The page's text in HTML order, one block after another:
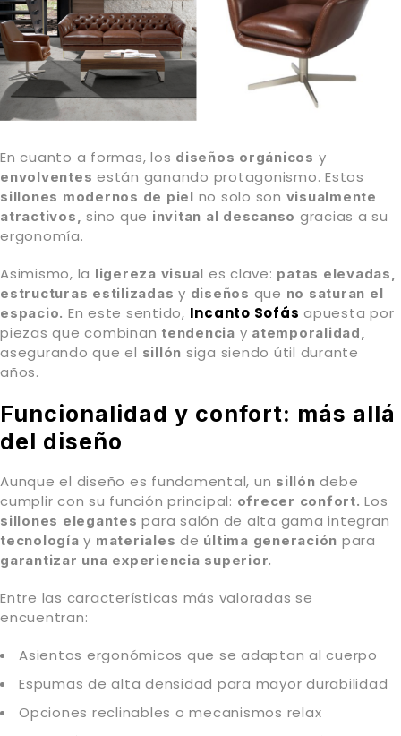
En cuanto a formas, los diseños orgánicos y
envolventes están ganando protagonismo. Estos
sillones modernos de piel no solo son visualmente
atractivos, sino que invitan al descanso gracias a su
ergonomía.
Asimismo, la ligereza visual es clave: patas elevadas,
estructuras estilizadas y diseños que no saturan el
espacio. En este sentido, Incanto Sofás apuesta por
piezas que combinan tendencia y atemporalidad,
asegurando que el sillón siga siendo útil durante
años.
Funcionalidad y confort: más allá
del diseño
Aunque el diseño es fundamental, un sillón debe
cumplir con su función principal: ofrecer confort. Los
sillones elegantes para salón de alta gama integran
tecnologíay materiales de última generación para
garantizar una experiencia superior.
Entre las características más valoradas se
encuentran:
Asientos ergonómicos que se adaptan al cuerpo
Espumas de alta densidad para mayor durabilidad
Opciones reclinables o mecanismos relax